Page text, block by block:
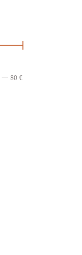
—80 €